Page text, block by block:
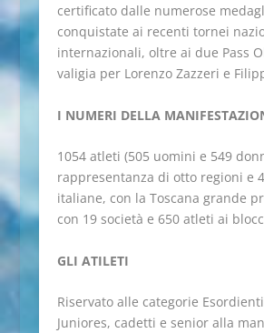
certificato dalle numerose
conquistate ai recenti tornei
internazionali, oltre ai due Pass
valigia per Lorenzo Zazzeri e
I NUMERI DELLA
1054 atleti (505 uomini e 549
rappresentanza di otto regioni e
italiane, con la Toscana grande
con 19 società e 650 atleti ai
GLI ATILETI
Riservato alle categorie
Juniores, cadetti e senior alla